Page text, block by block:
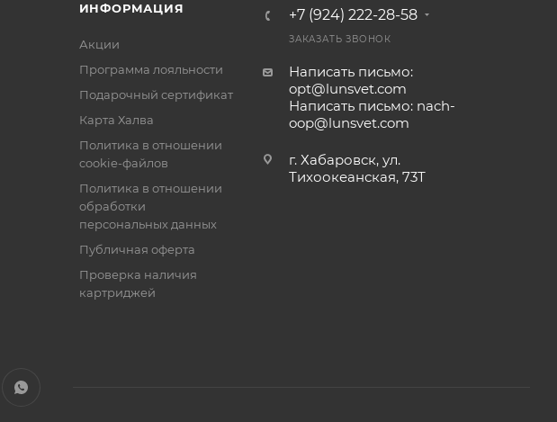
ИНФОРМАЦИЯ
Акции
Программа лояльности
Подарочный сертификат
Карта Халва
Политика в отношении
cookie-файлов
Политика в отношении
обработки
персональных данных
Публичная оферта
Проверка наличия
картриджей
+7 (924) 222-28-58
ЗАКАЗАТЬ ЗВОНОК
Написать письмо:
opt@lunsvet.com
Написать письмо: nach-
oop@lunsvet.com
г. Хабаровск, ул.
Тихоокеанская, 73Т